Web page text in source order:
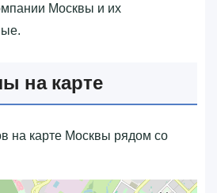
Москвы и их
на карте
на карте Москвы рядом со